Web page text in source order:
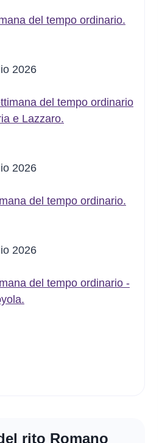
del tempo ordinario.
2026
del tempo ordinario
e Lazzaro.
2026
del tempo ordinario.
2026
del tempo ordinario -
rito Romano